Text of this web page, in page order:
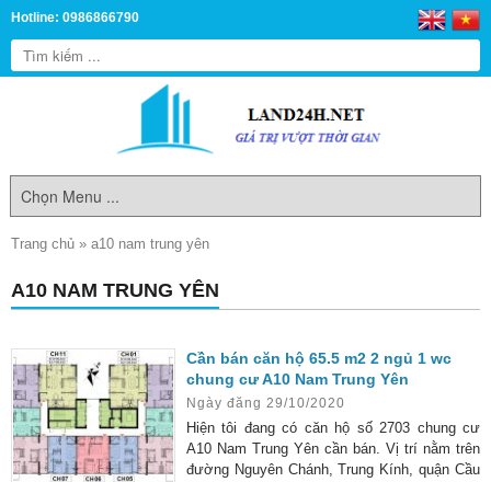
Hotline: 0986866790
Trang chủ » a10 nam trung yên
A10 NAM TRUNG YÊN
Cần bán căn hộ 65.5 m2 2 ngủ 1 wc
chung cư A10 Nam Trung Yên
Ngày đăng 29/10/2020
Hiện tôi đang có căn hộ số 2703 chung cư
A10 Nam Trung Yên cần bán. Vị trí nằm trên
đường Nguyên Chánh, Trung Kính, quận Cầu